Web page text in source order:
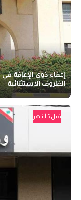
إعفاء ذوي الإعاقة
الظروف الاستثنائية
قبل 5 أشهر